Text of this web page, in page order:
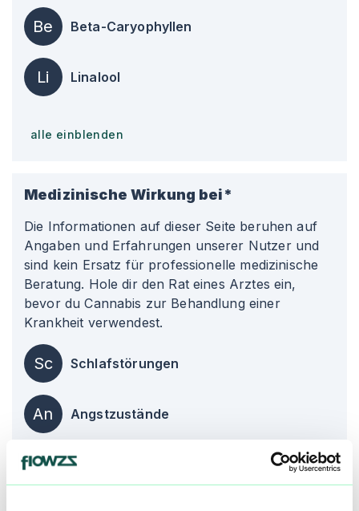
Be Beta-Caryophyllen
Li Linalool
alle einblenden
Medizinische Wirkung bei*
Die Informationen auf dieser Seite beruhen auf
Angaben und Erfahrungen unserer Nutzer und
sind kein Ersatz für professionelle medizinische
Beratung. Hole dir den Rat eines Arztes ein,
bevor du Cannabis zur Behandlung einer
Krankheit verwendest.
Sc Schlafstörungen
An Angstzustände
Ch Chronische Schmerzen